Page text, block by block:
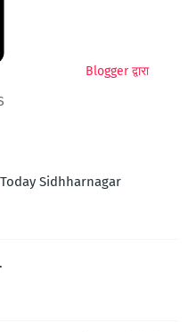
Blogger द्वारा
Sidhharnagar